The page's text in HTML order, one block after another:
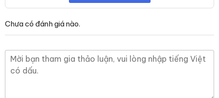
Chưa có đánh giá nào.